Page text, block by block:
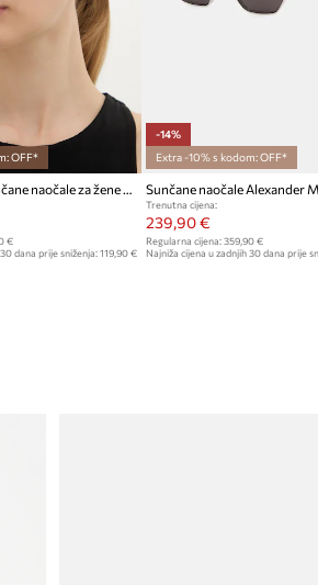
OFF*
AllSaints pilot sunčane naočale za žene Virgo
€
dana prije sniženja:119,90 €
-14%
Extra -10% s kodom: OFF*
Sunčane naočale Alexander
Trenutna cijena:
239,90 €
Regularna cijena: 359,90 €
Najniža cijena u zadnjih 30 dana prije